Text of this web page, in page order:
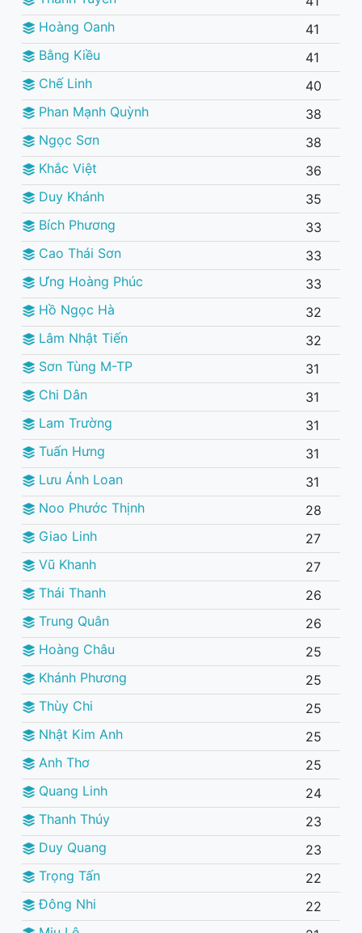
Hoàng Oanh
41
Bằng Kiều
41
Chế Linh
40
Phan Mạnh Quỳnh
38
Ngọc Sơn
38
Khắc Việt
36
Duy Khánh
35
Bích Phương
33
Cao Thái Sơn
33
Ưng Hoàng Phúc
33
Hồ Ngọc Hà
32
Lâm Nhật Tiến
32
Sơn Tùng M-TP
31
Chi Dân
31
Lam Trường
31
Tuấn Hưng
31
Lưu Ánh Loan
31
Noo Phước Thịnh
28
Giao Linh
27
Vũ Khanh
27
Thái Thanh
26
Trung Quân
26
Hoàng Châu
25
Khánh Phương
25
Thùy Chi
25
Nhật Kim Anh
25
Anh Thơ
25
Quang Linh
24
Thanh Thúy
23
Duy Quang
23
Trọng Tấn
22
Đông Nhi
22